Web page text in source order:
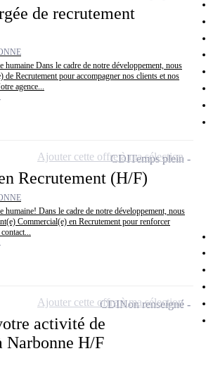
de recrutement
humaine Dans le cadre de notre développement, nous
de Recrutement pour accompagner nos clients et nos
agence...
Recrutement (H/F)
humaine! Dans le cadre de notre développement, nous
Commercial(e) en Recrutement pour renforcer
CDITemps plein
Ajouter cette offre à ma sélection
activité de
Narbonne H/F
CDINon renseigné
Ajouter cette offre à ma sélection